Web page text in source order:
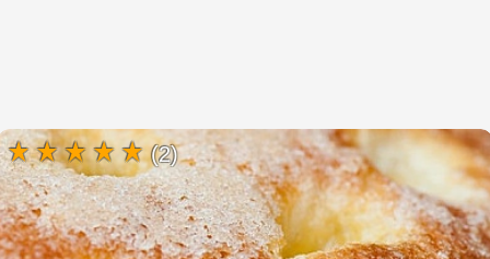
(2)